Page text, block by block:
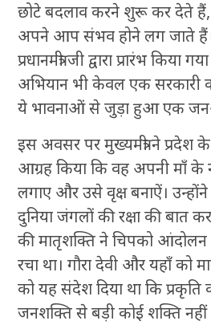
छोटे बदलाव करने शुरू कर देते हैं,
अपने आप संभव होने लग जाते हैं।
प्रधानमंत्री जी द्वारा प्रारंभ
अभियान भी केवल एक सरकारी
ये भावनाओं से जुड़ा हुआ एक
इस अवसर पर मुख्यमंत्री ने प्रदेश के
आग्रह किया कि वह अपनी माँ के
लगाए और उसे वृक्ष बनाऐं।
दुनिया जंगलों की रक्षा की बात
की मातृशक्ति ने चिपको
रचा था। गौरा देवी और यहॉं को
को यह संदेश दिया था कि प्रकृति
जनशक्ति से बड़ी कोई शक्ति